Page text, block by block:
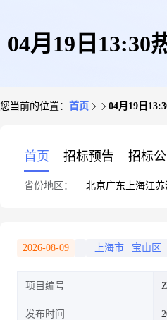
04月19日13:30
您当前的位置： 首页 04月19日
首页 招标预告 招标
省份地区： 北京广东 上海江苏
2026-08-09 上海市 宝山区
项目编号
发布时间